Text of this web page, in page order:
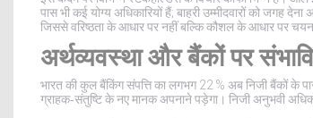
पास भी कई योग्य अधिकारियों हैं; बाहरी उम्मीदवारों को जगह
जिससे वरिष्ठता के आधार पर नहीं बल्कि कौशल के आधार पर
अर्थव्यवस्था और बैंकों पर
भारत की कुल बैंकिंग संपत्ति का लगभग 22 % अब निजी बैंकों के
ग्राहक‑संतुष्टि के नए मानक अपनाने पड़ेगा। निजी अनुभवी